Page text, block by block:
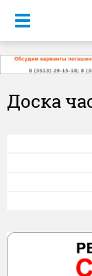
Меню
Доска